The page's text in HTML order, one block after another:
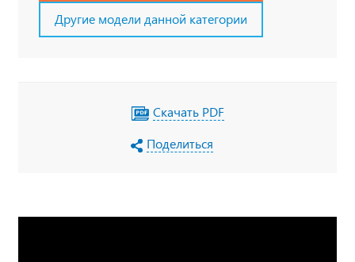
Другие модели данной категории
Скачать PDF
Поделиться